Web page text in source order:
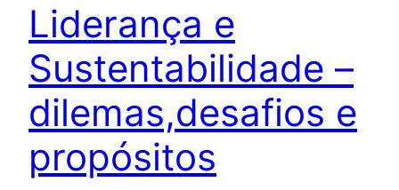
Liderança e
Sustentabilidade –
dilemas,desafios e
propósitos